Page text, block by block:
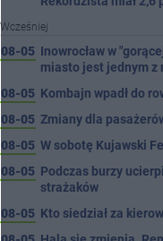
Wcześniej
08-05 Inowrocław w
miasto jest jednym z
08-05 Kombajn wpadł do
08-05 Zmiany dla
08-05 W sobotę Kujawski
08-05 Podczas burzy
strażaków
08-05 Kto siedział za